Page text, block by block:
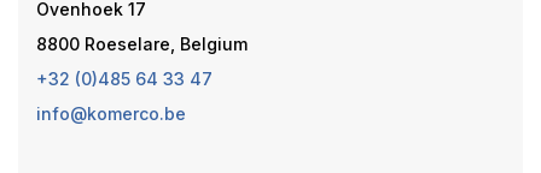
Ovenhoek 17
8800 Roeselare, Belgium
+32 (0)485 64 33 47
info@komerco.be